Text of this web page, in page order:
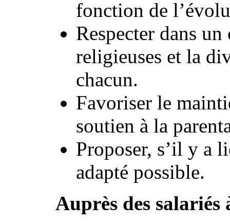
fonction de
Respecter dans
religieuses et la
chacun.
Favoriser le
soutien à la
Proposer, s’il y a
adapté possible.
Auprès des salariés